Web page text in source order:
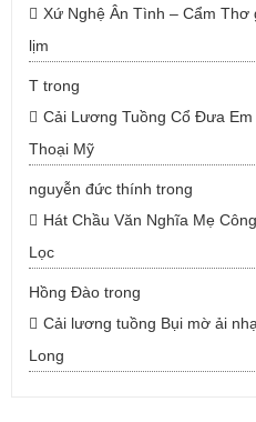
Xứ Nghệ Ân Tình – Cẩm
lịm
T trong
Cải Lương Tuồng Cổ Đưa
Thoại Mỹ
nguyễn đức thính trong
Hát Chầu Văn Nghĩa Mẹ
Lọc
Hồng Đào trong
Cải lương tuồng Bụi mờ ải
Long